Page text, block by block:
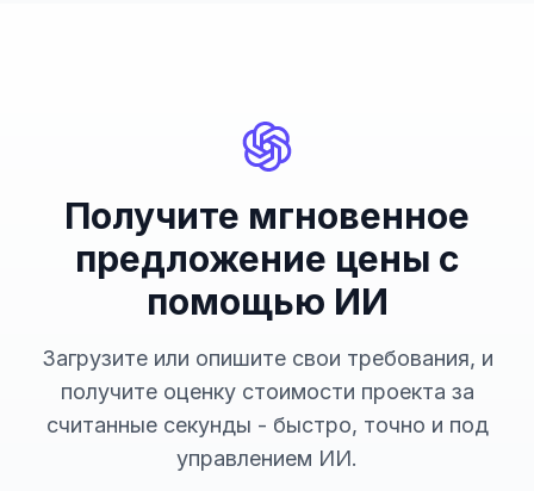
Получите мгновенное
предложение цены с
помощью ИИ
Загрузите или опишите свои требования, и
получите оценку стоимости проекта за
считанные секунды - быстро, точно и под
управлением ИИ.